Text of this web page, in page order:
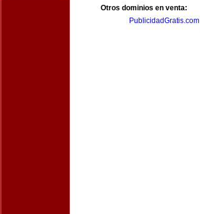
Otros dominios en venta:
PublicidadGratis.com